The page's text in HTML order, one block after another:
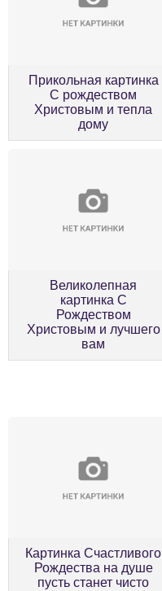
Прикольная картинка
С рождеством
Христовым и тепла
дому
Великолепная
картинка С
Рождеством
Христовым и лучшего
вам
Картинка Счастливого
Рождества на душе
пусть станет чисто